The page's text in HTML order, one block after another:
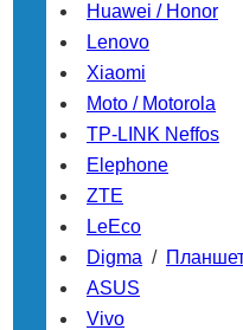
Huawei / Honor
Lenovo
Xiaomi
Moto / Motorola
TP-LINK Neffos
Elephone
ZTE
LeEco
Digma /
ASUS
Vivo